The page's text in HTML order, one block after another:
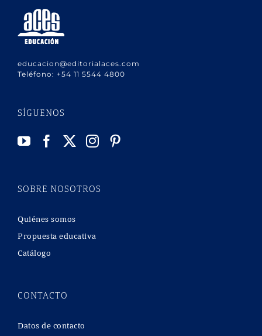
educacion@editorialaces.com
Teléfono: +54 11 5544 4800
SÍGUENOS
SOBRE NOSOTROS
Quiénes somos
Propuesta educativa
Catálogo
CONTACTO
Datos de contacto